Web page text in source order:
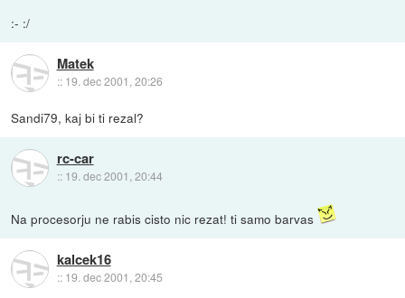
:- :/
Matek
:: 19. dec 2001, 20:26
Sandi79, kaj bi ti rezal?
rc-car
:: 19. dec 2001, 20:44
Na procesorju ne rabis cisto nic rezat! ti samo barvas
kalcek16
:: 19. dec 2001, 20:45